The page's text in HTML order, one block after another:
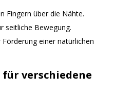
Fingern über die Nähte.
seitliche Bewegung.
einer natürlichen
verschiedene